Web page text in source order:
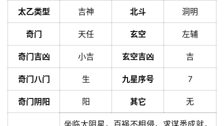
太乙类型 吉神 北斗 洞明
奇门 天任 玄空 左辅
奇门吉凶 小吉 玄空吉凶 吉
奇门八门 生 九星序号 7
奇门阴阳 阳 其它 无
坐临太阴星，百祸不相侵，求谋悉成就，